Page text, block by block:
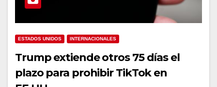
ESTADOS UNIDOS INTERNACIONALES
Trump extiende otros 75 días el
plazo para prohibir TikTok en